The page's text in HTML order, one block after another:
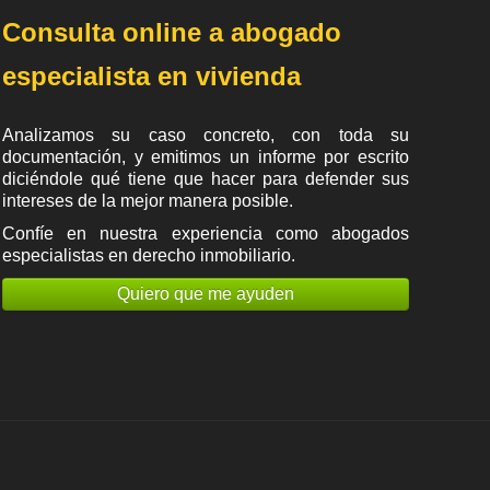
Consulta online a abogado
especialista en vivienda
Analizamos su caso concreto, con toda su
documentación, y emitimos un informe por escrito
diciéndole qué tiene que hacer para defender sus
intereses de la mejor manera posible.
Confíe en nuestra experiencia como abogados
especialistas en derecho inmobiliario.
Quiero que me ayuden